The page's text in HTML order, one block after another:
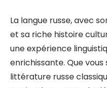
La langue russe, avec
et sa riche histoire
une expérience
enrichissante. Que
littérature russe